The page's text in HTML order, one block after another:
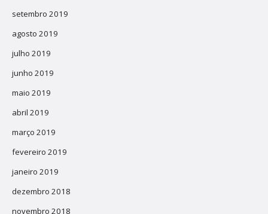
setembro 2019
agosto 2019
julho 2019
junho 2019
maio 2019
abril 2019
março 2019
fevereiro 2019
janeiro 2019
dezembro 2018
novembro 2018